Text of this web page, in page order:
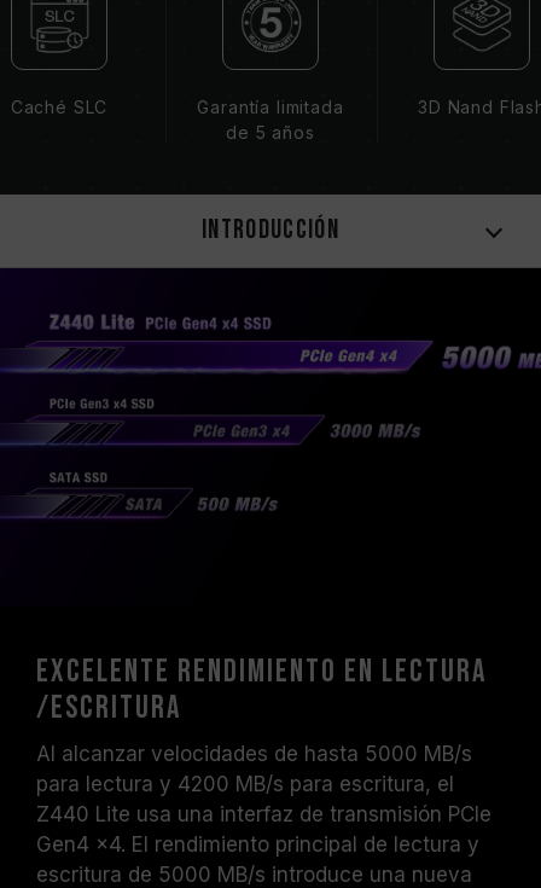
Taiwán: I751753
Caché SLC
Garantía limitada
de 5 años
3D Nand
Introducción
Excelente rendimiento en Lectura
/Escritura
Al alcanzar velocidades de hasta 5000 MB/s
para lectura y 4200 MB/s para escritura, el
Z440 Lite usa una interfaz de transmisión PCIe
Gen4 x4. El rendimiento principal de lectura y
escritura de 5000 MB/s introduce una nueva